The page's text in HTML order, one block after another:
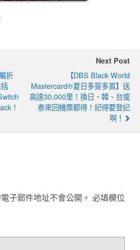
折
！
Next Post
【DBS Black World
Mastercard®夏日多簽多賞】送
高達30,000里！換日、韓、台或
泰來回機票都得！記得要登記
啊！
子郵件地址不會公開。 必填欄位